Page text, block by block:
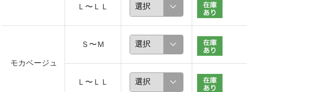
Ｌ〜ＬＬ
モカベージュ
Ｓ〜Ｍ
Ｌ〜ＬＬ